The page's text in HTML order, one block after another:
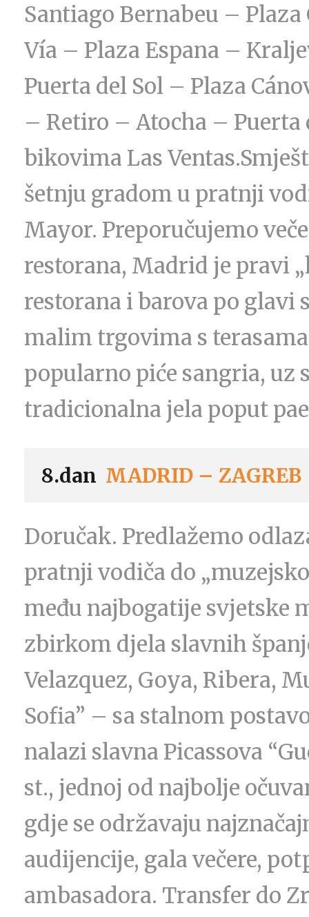
Santiago Bernabeu –
Vía – Plaza Espana –
Puerta del Sol – Plaza
– Retiro – Atocha – Puerta
bikovima Las
šetnju gradom u pratnji
Mayor. Preporučujemo
restorana, Madrid je pravi
restorana i barova po glavi
malim trgovima s
popularno piće sangria, uz
tradicionalna jela poput
8.dan MADRID – ZAGREB
Doručak. Predlažemo
pratnji vodiča do
među najbogatije svjetske
zbirkom djela slavnih
Velazquez, Goya, Ribera,
Sofia” – sa stalnom
nalazi slavna Picassova
st., jednoj od najbolje
gdje se održavaju
audijencije, gala večere,
ambasadora. Transfer do